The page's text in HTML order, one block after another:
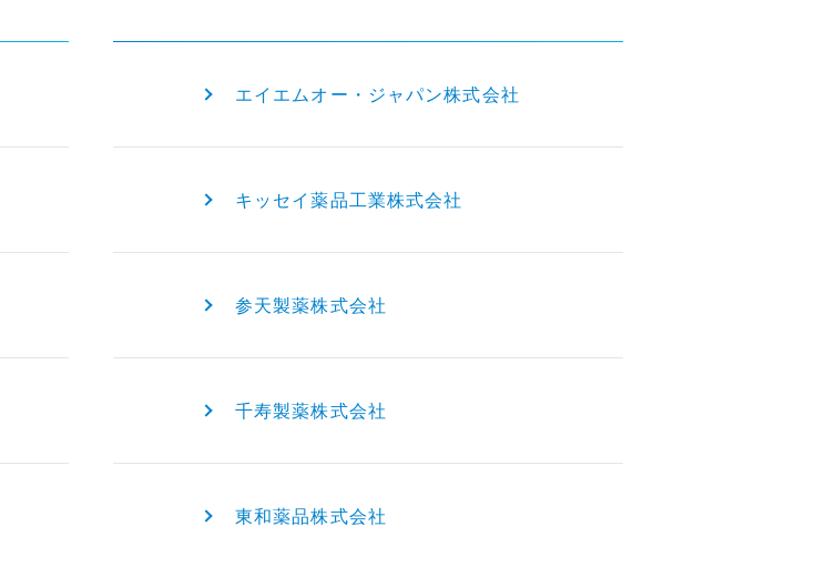
エイエムオー・ジャパン株式会社
キッセイ薬品工業株式会社
参天製薬株式会社
千寿製薬株式会社
東和薬品株式会社